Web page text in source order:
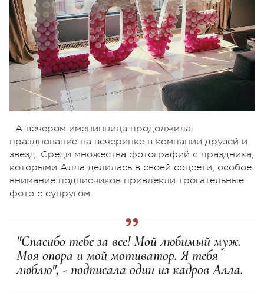
А вечером именинница продолжила
празднование на вечеринке в компании друзей и
звезд. Среди множества фотографий с праздника,
которыми Алла делилась в своей соцсети, особое
внимание подписчиков привлекли трогательные
фото с супругом.
"Спасибо тебе за все! Мой любимый муж.
Моя опора и мой мотиватор. Я тебя
люблю", - подписала один из кадров Алла.